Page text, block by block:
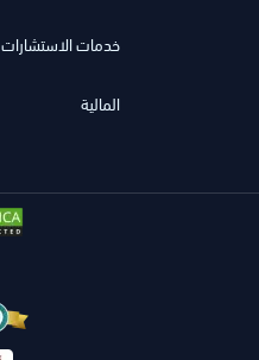
خدمات الاستشارات
المالية